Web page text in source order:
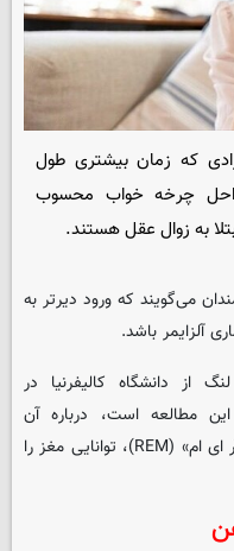
که زمان بیشتری طول
چرخه خواب محسوب
به زوال عقل هستند.
می‌گویند که ورود دیرتر به
آلزایمر باشد.
از دانشگاه کالیفرنیا در
مطالعه است، درباره آن
می‌گوید: تاخیر در ورود به چرخه خواب «آر ای ام» (REM)، توانایی مغز را